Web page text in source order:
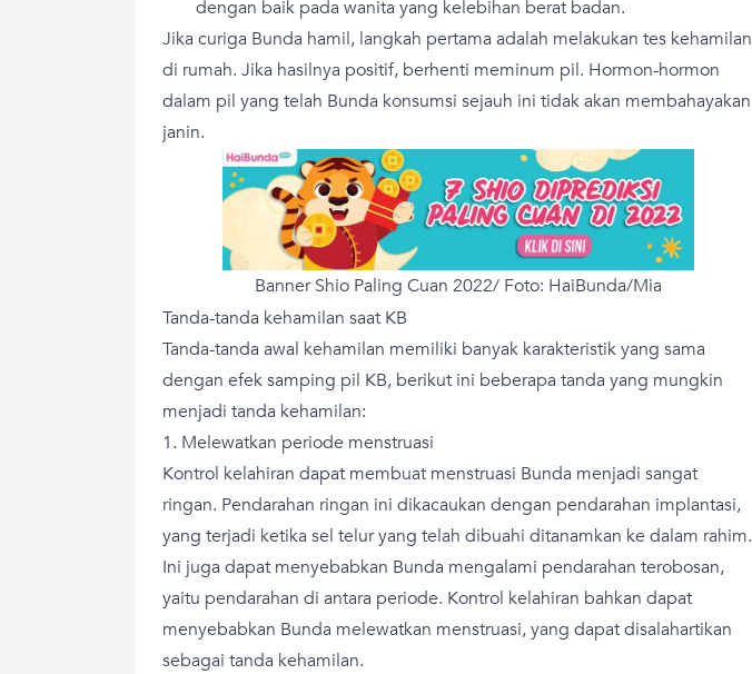
dengan baik pada wanita yang kelebihan berat badan.
Jika curiga Bunda hamil, langkah pertama adalah melakukan tes kehamilan
di rumah. Jika hasilnya positif, berhenti meminum pil. Hormon-hormon
dalam pil yang telah Bunda konsumsi sejauh ini tidak akan membahayakan
janin.
Banner Shio Paling Cuan 2022/ Foto: HaiBunda/Mia
Tanda-tanda kehamilan saat KB
Tanda-tanda awal kehamilan memiliki banyak karakteristik yang sama
dengan efek samping pil KB, berikut ini beberapa tanda yang mungkin
menjadi tanda kehamilan:
1. Melewatkan periode menstruasi
Kontrol kelahiran dapat membuat menstruasi Bunda menjadi sangat
ringan. Pendarahan ringan ini dikacaukan dengan pendarahan implantasi,
yang terjadi ketika sel telur yang telah dibuahi ditanamkan ke dalam rahim.
Ini juga dapat menyebabkan Bunda mengalami pendarahan terobosan,
yaitu pendarahan di antara periode. Kontrol kelahiran bahkan dapat
menyebabkan Bunda melewatkan menstruasi, yang dapat disalahartikan
sebagai tanda kehamilan.